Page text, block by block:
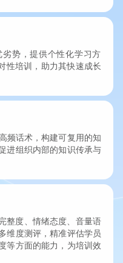
势，提供个性化学习方
性培训，助力其快速成长
频话术，构建可复用的知
进组织内部的知识传承与
整度、情绪态度、音量语
维度测评，精准评估学员
等方面的能力，为培训效